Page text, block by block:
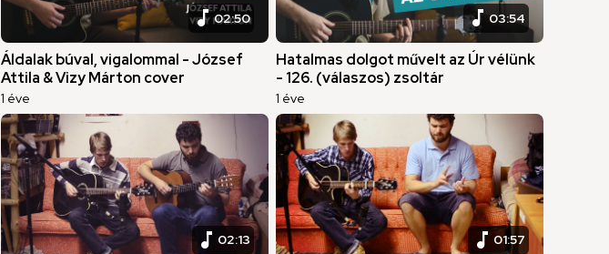
music_note02:50
Áldalak búval, vigalommal - József
Attila & Vizy Márton cover
1 éve
music_note03:54
Hatalmas dolgot művelt az Úr vélünk
- 126. (válaszos) zsoltár
1 éve
music_note 02:13 music_note 01:57